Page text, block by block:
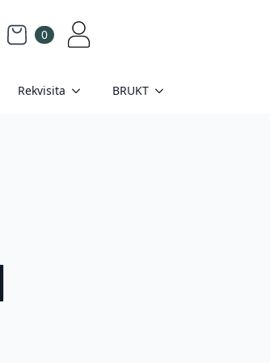
0
Rekvisita BRUKT